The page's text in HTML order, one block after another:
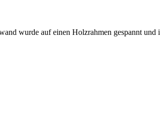
wurde auf einen Holzrahmen gespannt